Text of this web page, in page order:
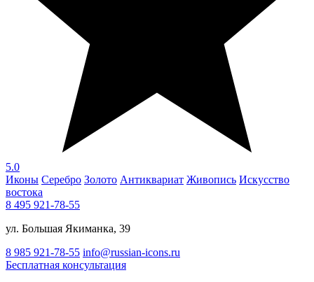
5.0
Иконы Серебро Золото Антиквариат Живопись Искусство
востока
8 495 921-78-55
ул. Большая Якиманка, 39
8 985 921-78-55 info@russian-icons.ru
Бесплатная консультация